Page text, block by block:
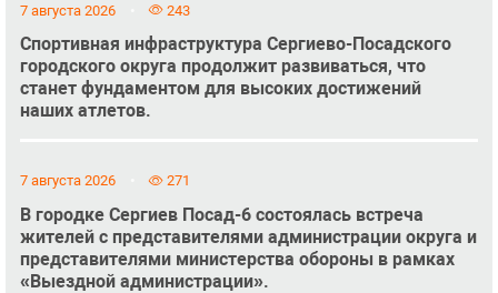
7 августа 2026 243
Спортивная инфраструктура Сергиево-Посадского
городского округа продолжит развиваться, что
станет фундаментом для высоких достижений
наших атлетов.
7 августа 2026 271
В городке Сергиев Посад-6 состоялась встреча
жителей с представителями администрации округа и
представителями министерства обороны в рамках
«Выездной администрации».